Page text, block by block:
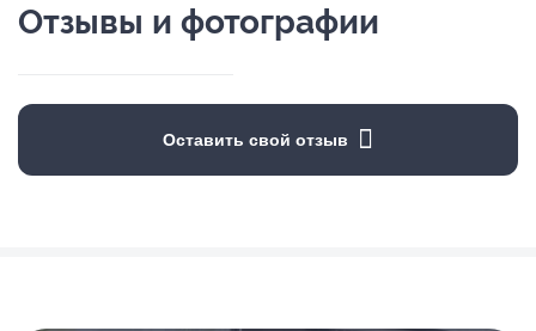
Отзывы и фотографии
Оставить свой отзыв